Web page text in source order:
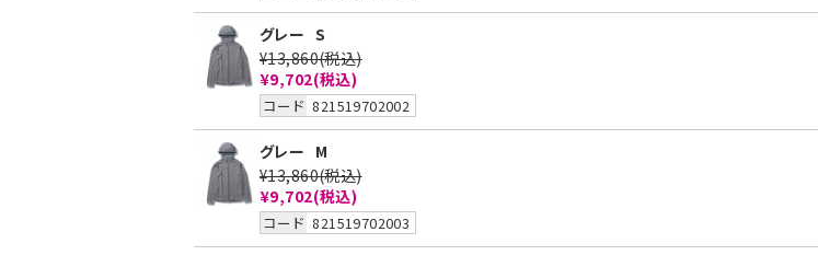
グレー S
¥13,860(税込)
¥9,702(税込)
コード 821519702002
グレー M
¥13,860(税込)
¥9,702(税込)
コード 821519702003